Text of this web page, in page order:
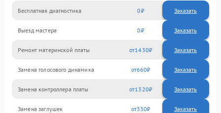
Бесплатная диагностика 0 Заказать
Выезд мастера 0 Заказать
Ремонт материнской платы 1430
Замена голосового динамика 660
Замена контроллера платы 1320
Замена заглушек 330